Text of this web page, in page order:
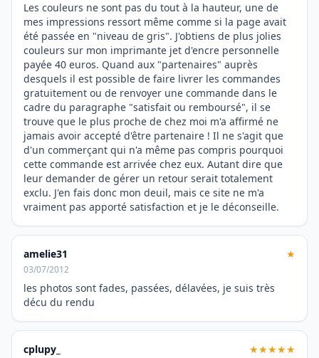
Les couleurs ne sont pas du tout à la hauteur, une de
mes impressions ressort même comme si la page avait
été passée en "niveau de gris". J'obtiens de plus jolies
couleurs sur mon imprimante jet d'encre personnelle
payée 40 euros. Quand aux "partenaires" auprès
desquels il est possible de faire livrer les commandes
gratuitement ou de renvoyer une commande dans le
cadre du paragraphe "satisfait ou remboursé", il se
trouve que le plus proche de chez moi m'a affirmé ne
jamais avoir accepté d'être partenaire ! Il ne s'agit que
d'un commerçant qui n'a même pas compris pourquoi
cette commande est arrivée chez eux. Autant dire que
leur demander de gérer un retour serait totalement
exclu. J'en fais donc mon deuil, mais ce site ne m'a
vraiment pas apporté satisfaction et je le déconseille.
amelie31 ★
03/07/2012
les photos sont fades, passées, délavées, je suis très
décu du rendu
cplupy_ ★★★★★